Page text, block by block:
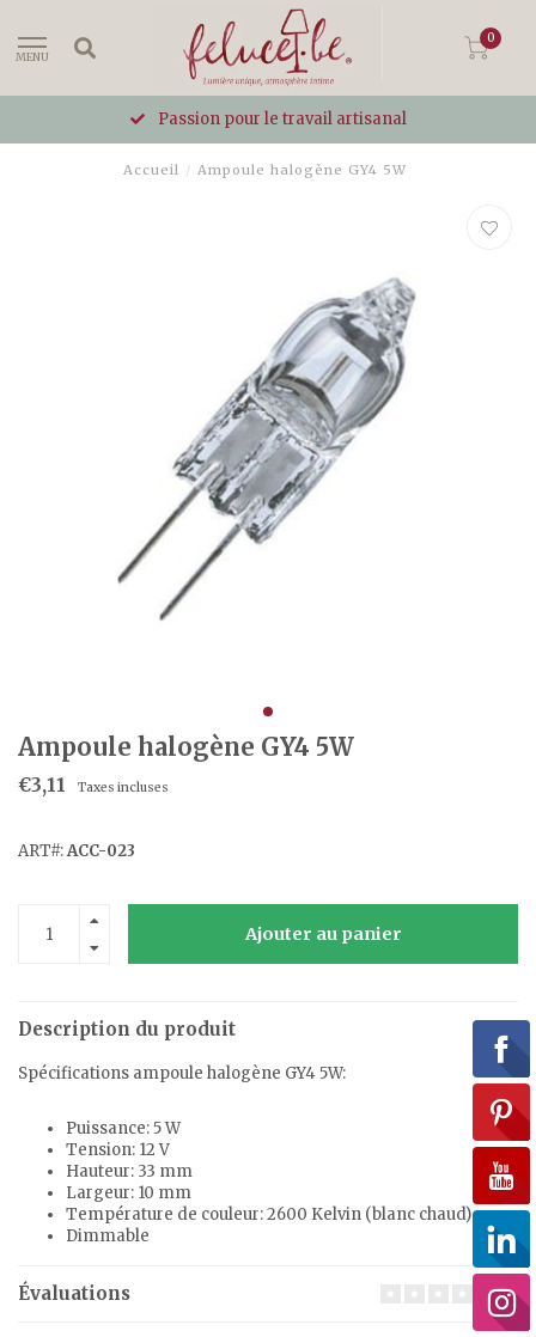
MENU
0
Passion pour le travail artisanal
Accueil / Ampoule halogène GY4 5W
Ampoule halogène GY4 5W
€3,11 Taxes incluses
ART#:ACC-023
Ajouter au panier
Description du produit
Spécifications ampoule halogène GY4 5W:
Puissance: 5 W
Tension: 12 V
Hauteur: 33 mm
Largeur: 10 mm
Température de couleur: 2600 Kelvin (blanc chaud)
Dimmable
Évaluations